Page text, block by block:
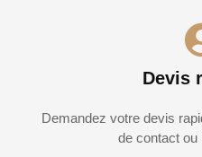
Devis
Demandez votre devis
de contact ou